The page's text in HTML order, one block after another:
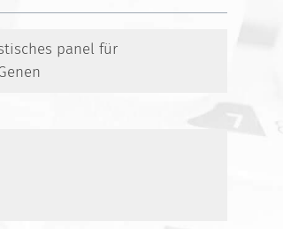
panel für